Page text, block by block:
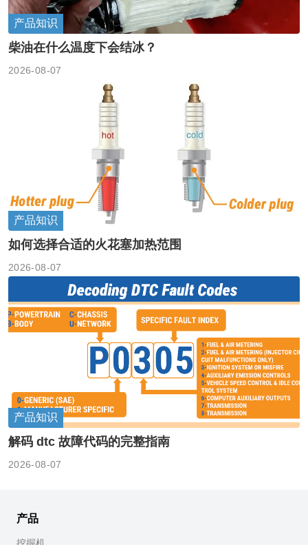
产品知识
柴油在什么温度下会结冰？
2026-08-07
产品知识
如何选择合适的火花塞加热范围
2026-08-07
产品知识
解码 dtc 故障代码的完整指南
2026-08-07
产品